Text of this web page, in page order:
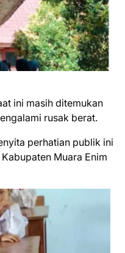
ini masih ditemukan
rusak berat.
perhatian publik ini
Muara Enim